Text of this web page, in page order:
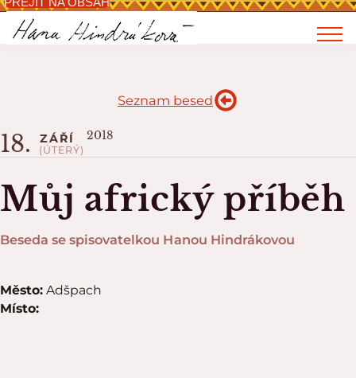
Seznam besed
Beseda se spisovatelkou Hanou Hindrákovou
Můj africký příběh
18. ZÁŘÍ
(ÚTERÝ)
2018
Město: Adšpach
Místo: